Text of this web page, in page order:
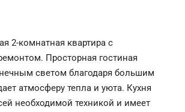
2-комнатная квартира с
Просторная гостиная
светом благодаря большим
атмосферу тепла и уюта. Кухня
необходимой техникой и имеет